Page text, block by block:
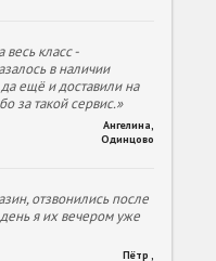
класс -
в наличии
ещё и доставили на
за такой сервис.»
Ангелина
Одинцово
отзвонились после
я их вечером уже
Пётр